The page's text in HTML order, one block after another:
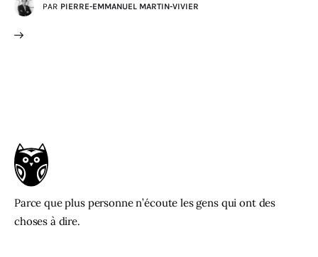
PAR PIERRE-EMMANUEL MARTIN-VIVIER
Parce que plus personne n’écoute les gens qui ont des
choses à dire.